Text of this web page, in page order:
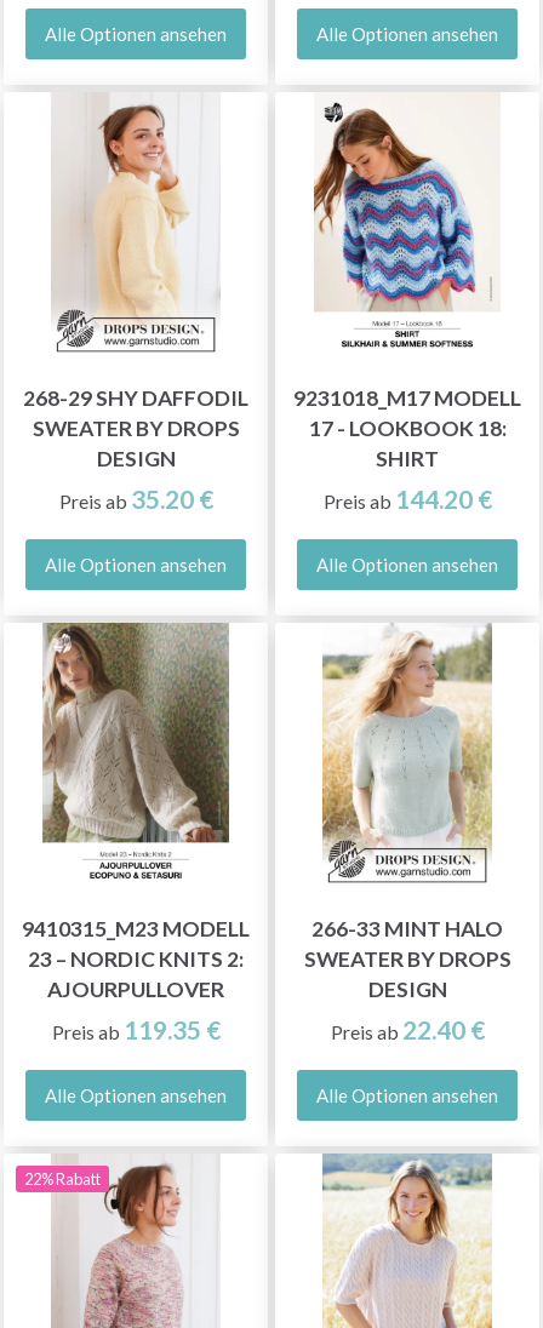
Alle Optionen ansehen Alle Optionen ansehen
268-29 SHY DAFFODIL
SWEATER BY DROPS
DESIGN
Preis ab 35.20 €
Alle Optionen ansehen
9231018_M17 MODELL
17 - LOOKBOOK 18:
SHIRT
Preis ab 144.20 €
Alle Optionen ansehen
9410315_M23 MODELL
23 – NORDIC KNITS 2:
AJOURPULLOVER
Preis ab 119.35 €
Alle Optionen ansehen
266-33 MINT HALO
SWEATER BY DROPS
DESIGN
Preis ab 22.40 €
Alle Optionen ansehen
22% Rabatt